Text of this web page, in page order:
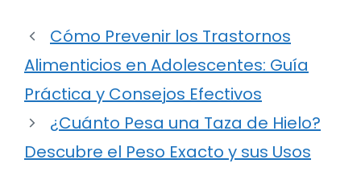
Cómo Prevenir los Trastornos
Alimenticios en Adolescentes: Guía
Práctica y Consejos Efectivos
¿Cuánto Pesa una Taza de Hielo?
Descubre el Peso Exacto y sus Usos